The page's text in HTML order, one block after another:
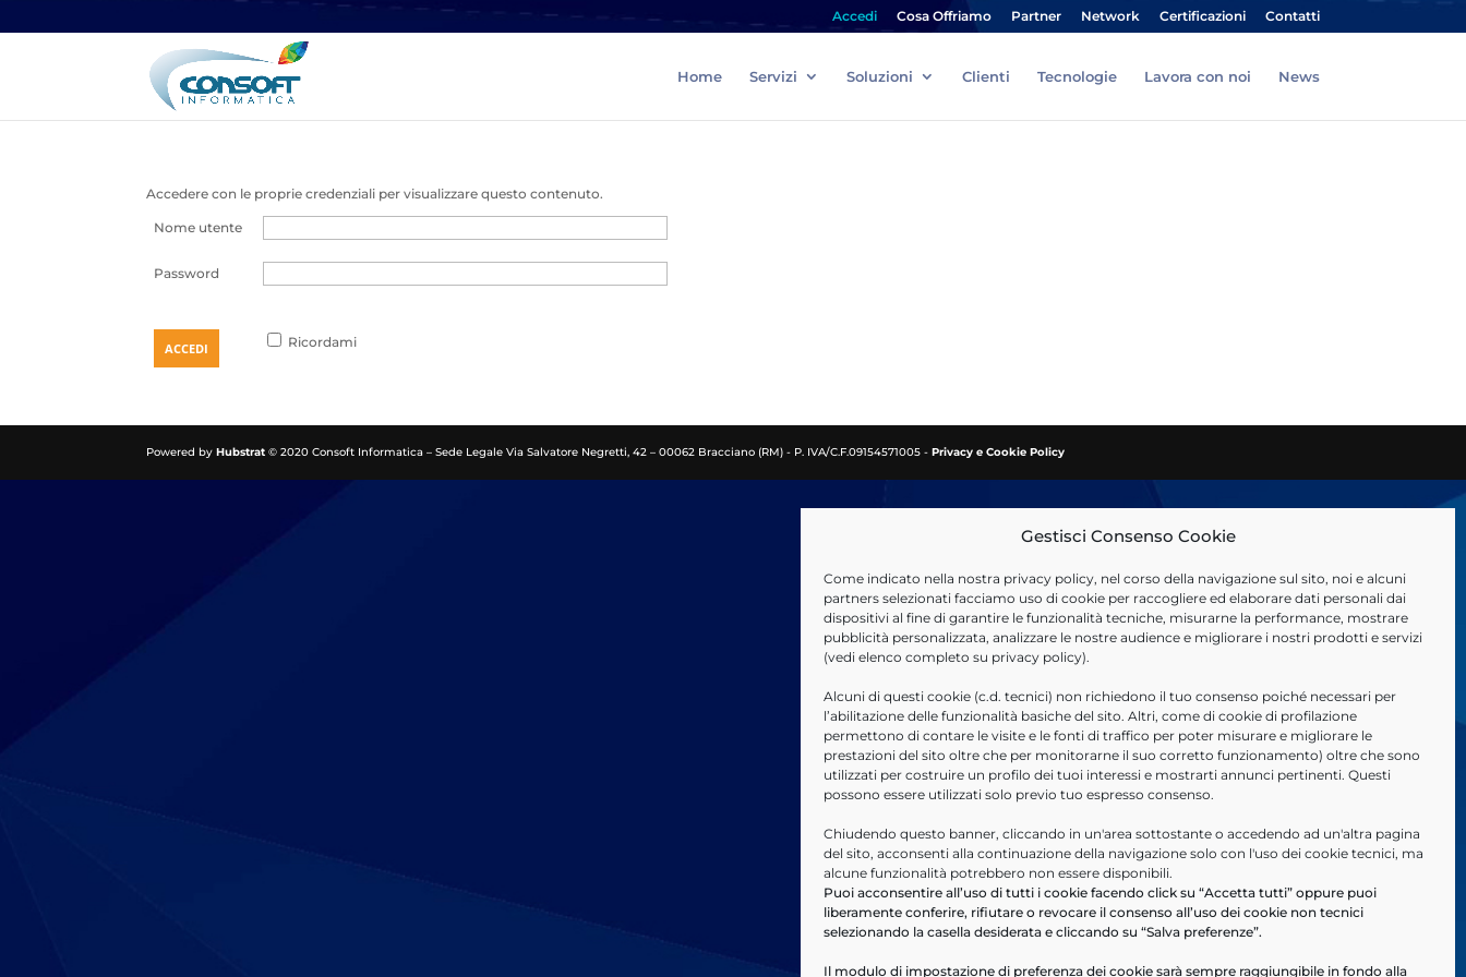
Gestisci Consenso Cookie
Come indicato nella nostra privacy policy, nel corso della navigazione sul sito, noi e alcuni
partners selezionati facciamo uso di cookie per raccogliere ed elaborare dati personali dai
dispositivi al fine di garantire le funzionalità tecniche, misurarne la performance, mostrare
pubblicità personalizzata, analizzare le nostre audience e migliorare i nostri prodotti e servizi
(vedi elenco completo su privacy policy).
Alcuni di questi cookie (c.d. tecnici) non richiedono il tuo consenso poiché necessari per
l’abilitazione delle funzionalità basiche del sito. Altri, come di cookie di profilazione
permettono di contare le visite e le fonti di traffico per poter misurare e migliorare le
prestazioni del sito oltre che per monitorarne il suo corretto funzionamento) oltre che sono
utilizzati per costruire un profilo dei tuoi interessi e mostrarti annunci pertinenti. Questi
possono essere utilizzati solo previo tuo espresso consenso.
Chiudendo questo banner, cliccando in un'area sottostante o accedendo ad un'altra pagina
del sito, acconsenti alla continuazione della navigazione solo con l'uso dei cookie tecnici, ma
alcune funzionalità potrebbero non essere disponibili.
Puoi acconsentire all’uso di tutti i cookie facendo click su “Accetta tutti” oppure puoi
liberamente conferire, rifiutare o revocare il consenso all’uso dei cookie non tecnici
selezionando la casella desiderata e cliccando su “Salva preferenze”.
Il modulo di impostazione di preferenza dei cookie sarà sempre raggiungibile in fondo alla
Accedi Cosa Offriamo Partner Network Certificazioni Contatti
Home Servizi Soluzioni Clienti Tecnologie Lavora con noi News
Accedere con le proprie credenziali per visualizzare questo contenuto.
Nome utente
Password
Ricordami
Powered byHubstrat © 2020 Consoft Informatica – Sede Legale Via Salvatore Negretti, 42 – 00062 Bracciano (RM) - P. IVA/C.F.09154571005 -Privacy e Cookie Policy